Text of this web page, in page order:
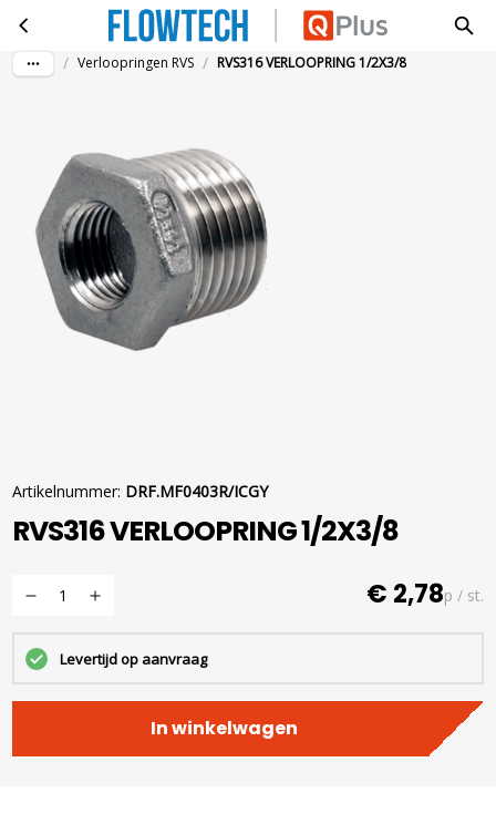
Ga naar hoofdinhoudRVS316 VERLOOPRING 1/2X3/8
/ Verloopringen RVS / RVS316 VERLOOPRING 1/2X3/8
Artikelnummer: DRF.MF0403R/ICGY
RVS316 VERLOOPRING 1/2X3/8
€ 2,78p / st.
Levertijd op aanvraag
In winkelwagen